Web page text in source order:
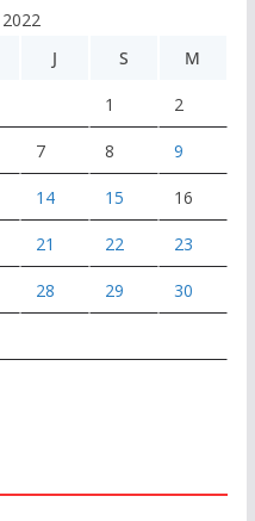
J S M
1 2
7 8 9
14 15 16
21 22 23
28 29 30